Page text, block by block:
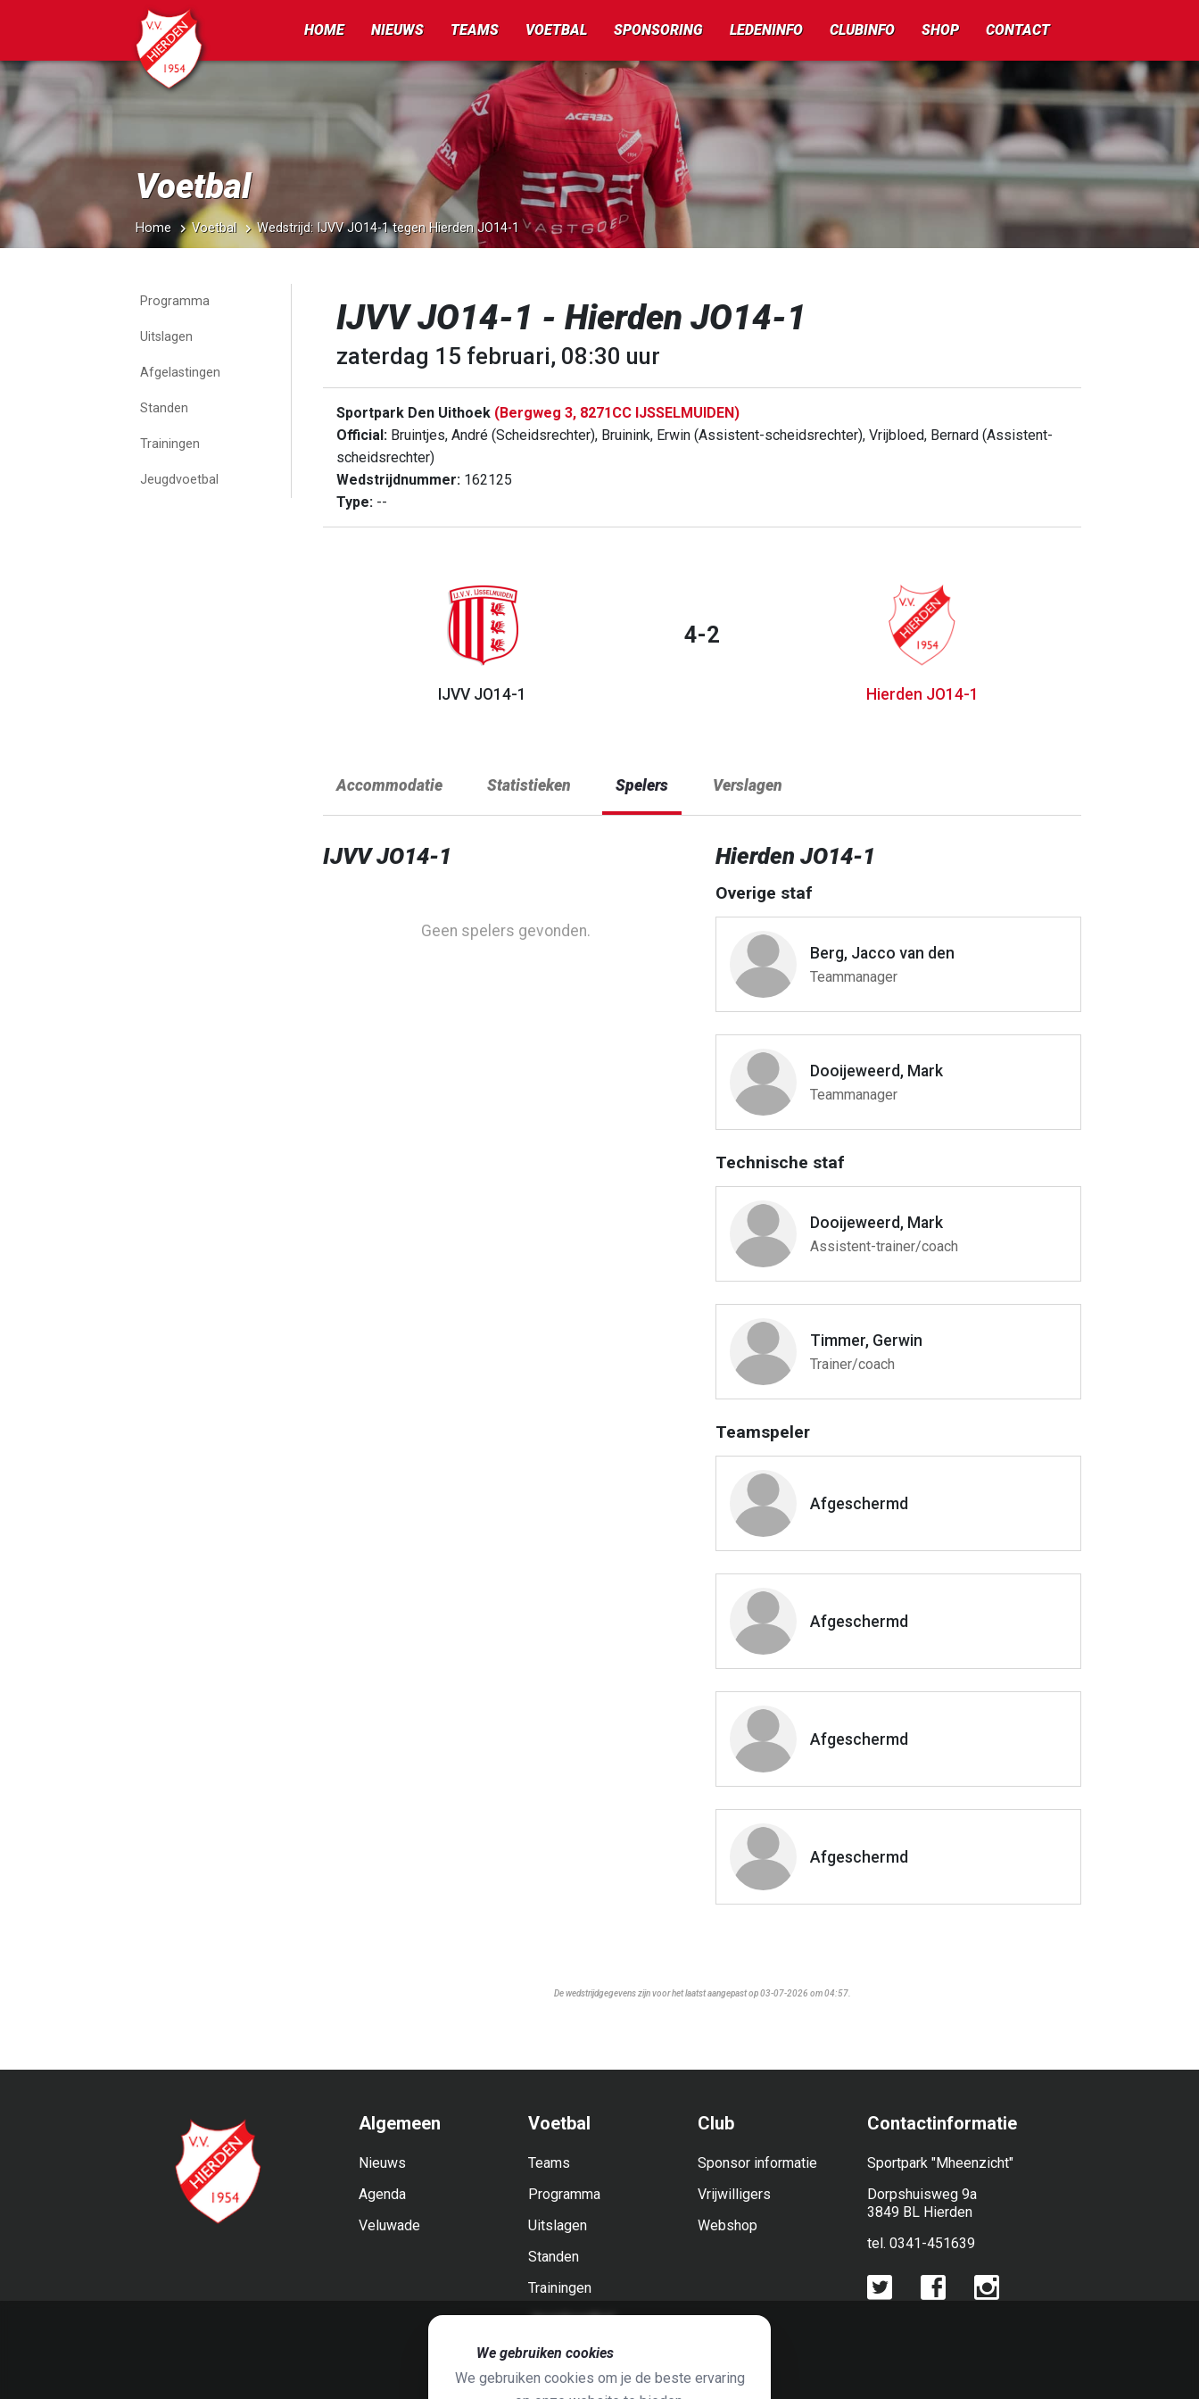
HOME NIEUWS TEAMS VOETBAL SPONSORING LEDENINFO CLUBINFO SHOP CONTACT
Voetbal
Home Voetbal Wedstrijd: IJVV JO14-1 tegen Hierden JO14-1
Programma
Uitslagen
Afgelastingen
Standen
Trainingen
Jeugdvoetbal
IJVV JO14-1 - Hierden JO14-1
zaterdag 15 februari, 08:30 uur
Sportpark Den Uithoek (Bergweg 3, 8271CC IJSSELMUIDEN)
Official: Bruintjes, André (Scheidsrechter), Bruinink, Erwin (Assistent-scheidsrechter), Vrijbloed, Bernard (Assistent-
scheidsrechter)
Wedstrijdnummer: 162125
Type: --
IJVV JO14-1
4-2
Hierden JO14-1
Accommodatie Statistieken Spelers Verslagen
IJVV JO14-1
Geen spelers gevonden.
Hierden JO14-1
Overige staf
Berg, Jacco van den
Teammanager
Dooijeweerd, Mark
Teammanager
Technische staf
Dooijeweerd, Mark
Assistent-trainer/coach
Timmer, Gerwin
Trainer/coach
Teamspeler
Afgeschermd
Afgeschermd
Afgeschermd
Afgeschermd
De wedstrijdgegevens zijn voor het laatst aangepast op 03-07-2026 om 04:57.
Algemeen
Nieuws
Agenda
Veluwade
Voetbal
Teams
Programma
Uitslagen
Standen
Trainingen
Jeugdvoetbal
Club
Sponsor informatie
Vrijwilligers
Webshop
Contactinformatie
Sportpark "Mheenzicht"
Dorpshuisweg 9a
3849 BL Hierden
tel. 0341-451639
We gebruiken cookies
We gebruiken cookies om je de beste ervaring